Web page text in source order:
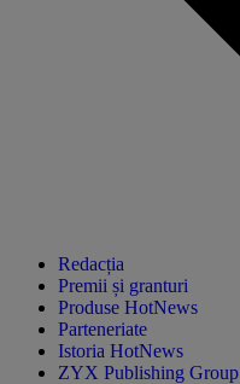
Redacția
Premii și granturi
Produse HotNews
Parteneriate
Istoria HotNews
ZYX Publishing Group